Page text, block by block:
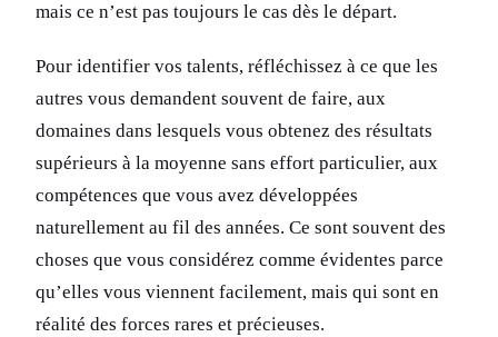
mais ce n’est pas toujours le cas dès le départ.
Pour identifier vos talents, réfléchissez à ce que les
autres vous demandent souvent de faire, aux
domaines dans lesquels vous obtenez des résultats
supérieurs à la moyenne sans effort particulier, aux
compétences que vous avez développées
naturellement au fil des années. Ce sont souvent des
choses que vous considérez comme évidentes parce
qu’elles vous viennent facilement, mais qui sont en
réalité des forces rares et précieuses.